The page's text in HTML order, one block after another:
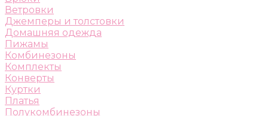
Ветровки
Джемперы и толстовки
Домашняя одежда
Пижамы
Комбинезоны
Комплекты
Конверты
Куртки
Платья
Полукомбинезоны